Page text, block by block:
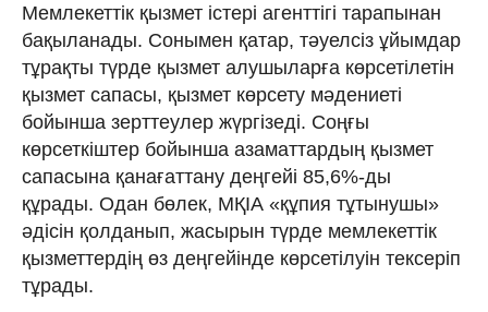
Мемлекеттік қызмет істері агенттігі тарапынан
бақыланады. Сонымен қатар, тәуелсіз ұйымдар
тұрақты түрде қызмет алушыларға көрсетілетін
қызмет сапасы, қызмет көрсету мәдениеті
бойынша зерттеулер жүргізеді. Соңғы
көрсеткіштер бойынша азаматтардың қызмет
сапасына қанағаттану деңгейі 85,6%-ды
құрады. Одан бөлек, МҚІА «құпия тұтынушы»
әдісін қолданып, жасырын түрде мемлекеттік
қызметтердің өз деңгейінде көрсетілуін тексеріп
тұрады.